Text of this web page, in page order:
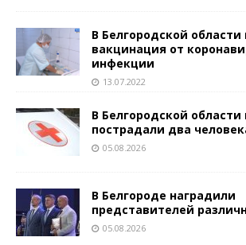
В Белгородской
вакцинация от
инфекции
13.07.2022
В Белгородской области
пострадали два
05.08.2026
В Белгороде наградили
представителей
05.08.2026